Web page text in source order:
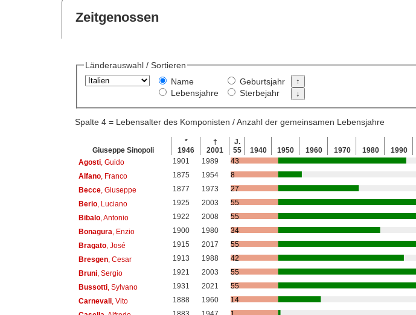
Zeitgenossen
Länderauswahl / Sortieren
Name
Lebensjahre
Geburtsjahr
Sterbejahr
Spalte 4 = Lebensalter des Komponisten / Anzahl der gemeinsamen Lebensjahre
Giuseppe Sinopoli
*
1946
†
2001
J.
55
1940 1950 1960 1970 1980 1990
Agosti, Guido 1901 1989
43
Alfano, Franco 1875 1954
8
Becce, Giuseppe 1877 1973
27
Berio, Luciano 1925 2003
55
Bibalo, Antonio 1922 2008
55
Bonagura, Enzio 1900 1980
34
Bragato, José 1915 2017
55
Bresgen, Cesar 1913 1988
42
Bruni, Sergio 1921 2003
55
Bussotti, Sylvano 1931 2021
55
Carnevali, Vito 1888 1960
14